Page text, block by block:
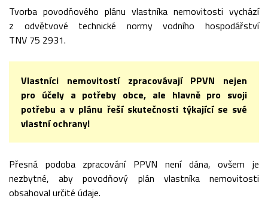
Tvorba povodňového plánu vlastníka nemovitosti vychází
z odvětvové technické normy vodního hospodářství
TNV 75 2931.
Vlastníci nemovitostí zpracovávají PPVN nejen
pro účely a potřeby obce, ale hlavně pro svoji
potřebu a v plánu řeší skutečnosti týkající se své
vlastní ochrany!
Přesná podoba zpracování PPVN není dána, ovšem je
nezbytné, aby povodňový plán vlastníka nemovitosti
obsahoval určité údaje.